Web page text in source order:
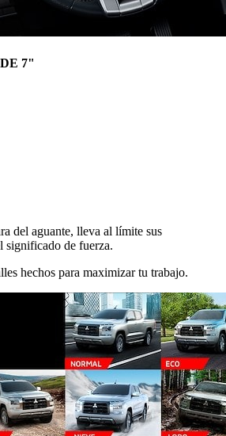
7"
del aguante, lleva al límite sus
significado de fuerza.
hechos para maximizar tu trabajo.